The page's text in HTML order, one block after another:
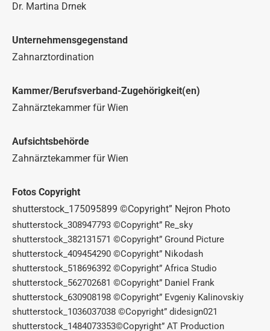
Dr. Martina Drnek
Unternehmensgegenstand
Zahnarztordination
Kammer/Berufsverband-Zugehörigkeit(en)
Zahnärztekammer für Wien
Aufsichtsbehörde
Zahnärztekammer für Wien
Fotos Copyright
shutterstock_175095899 ©Copyright” Nejron Photo
shutterstock_308947793 ©Copyright” Re_sky
shutterstock_382131571 ©Copyright” Ground Picture
shutterstock_409454290 ©Copyright” Nikodash
shutterstock_518696392 ©Copyright” Africa Studio
shutterstock_562702681 ©Copyright” Daniel Frank
shutterstock_630908198 ©Copyright” Evgeniy Kalinovskiy
shutterstock_1036037038 ©Copyright” didesign021
shutterstock_1484073353©Copyright” AT Production